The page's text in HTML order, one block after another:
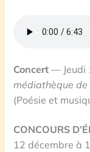
Concert — Jeudi
médiathèque
(Poésie et
CONCOURS
12 décembre à